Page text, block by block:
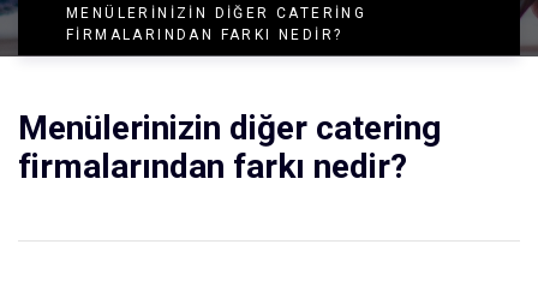
MENÜLERINIZIN DIĞER CATERING
FIRMALARINDAN FARKI NEDIR?
Menülerinizin diğer catering
firmalarından farkı nedir?